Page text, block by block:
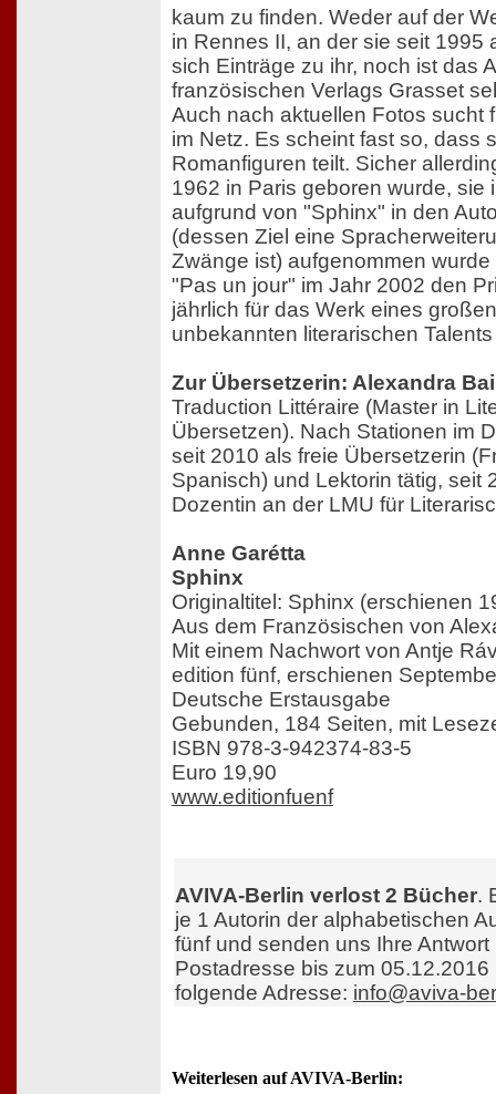
kaum zu finden. Weder auf der
in Rennes II, an der sie seit 1995
sich Einträge zu ihr, noch ist das
französischen Verlags Grasset
Auch nach aktuellen Fotos sucht
im Netz. Es scheint fast so, dass
Romanfiguren teilt. Sicher
1962 in Paris geboren wurde, sie
aufgrund von "Sphinx" in den
(dessen Ziel eine
Zwänge ist) aufgenommen
"Pas un jour" im Jahr 2002 den
jährlich für das Werk eines
unbekannten literarischen
Zur Übersetzerin: Alexandra
Traduction Littéraire (Master in
Übersetzen). Nach Stationen im
seit 2010 als freie Übersetzerin
Spanisch) und Lektorin tätig, seit
Dozentin an der LMU für
Anne Garétta
Sphinx
Originaltitel: Sphinx (erschienen
Aus dem Französischen von
Mit einem Nachwort von Antje
edition fünf, erschienen
Deutsche Erstausgabe
Gebunden, 184 Seiten, mit
ISBN 978-3-942374-83-5
Euro 19,90
www.editionfuenf
AVIVA-Berlin verlost 2 Bücher.
je 1 Autorin der alphabetischen
fünf und senden uns Ihre Antwort
Postadresse bis zum 05.12.2016
folgende Adresse: info@aviva-
Weiterlesen auf AVIVA-Berlin: